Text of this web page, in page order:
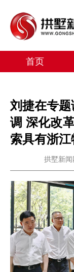
首页
刘捷在专
调 深化改
索具有浙
拱墅新闻